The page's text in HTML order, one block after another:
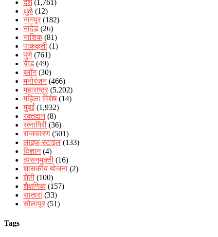
देश(1,761)
धुळे (12)
नागपूर (182)
नांदेड (26)
नाशिक (81)
पाककृती (1)
पुणे (761)
बीड (49)
ब्लॉग(30)
मनोरंजन(466)
महाराष्ट्र (5,202)
महिला विशेष (14)
मुंबई(1,932)
रक्‍तदान(8)
रत्नागिरी (36)
राजकारण (501)
लाइफ स्टाइल (133)
विज्ञान(4)
व्यसनमुक्ती (16)
शासकीय योजना (2)
शेती (100)
शैक्षणिक (157)
सातारा (33)
सोलापूर (51)
Tags